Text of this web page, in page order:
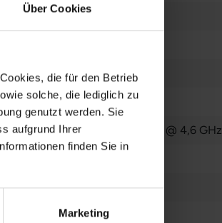
Über Cookies
die für den Betrieb
solche, die lediglich zu
genutzt werden. Sie
aufgrund Ihrer
finden Sie in
Marketing
Snapdragon 8 Elite Gen 5 @ 4,6 GHz
, Nano-Sim, eSIM